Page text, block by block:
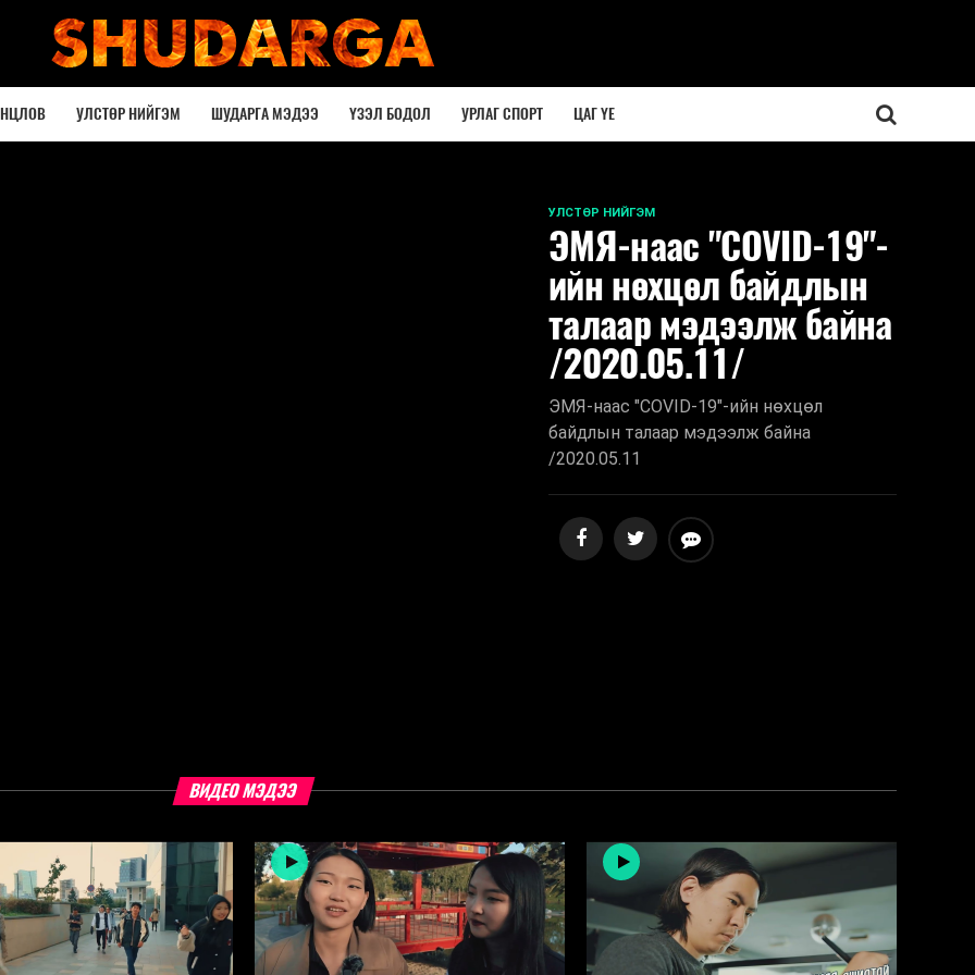
УЛСТӨР НИЙГЭМ ШУДАРГА МЭДЭЭ ҮЗЭЛ БОДОЛ УРЛАГ СПОРТ ЦАГ ҮЕ
УЛСТӨР НИЙГЭМ
ЭМЯ-наас "COVID-19"-
ийн нөхцөл байдлын
талаар мэдээлж байна
/2020.05.11/
ЭМЯ-наас "COVID-19"-ийн нөхцөл
байдлын талаар мэдээлж байна
/2020.05.11
ВИДЕО МЭДЭЭ